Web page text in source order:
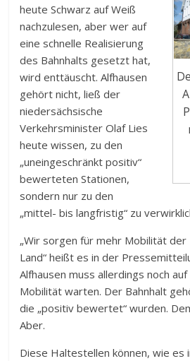
heute Schwarz auf Weiß
nachzulesen, aber wer auf
eine schnelle Realisierung
des Bahnhalts gesetzt hat,
wird enttäuscht. Alfhausen
gehört nicht, ließ der
niedersächsische
Verkehrsminister Olaf Lies
heute wissen, zu den
„uneingeschränkt positiv“
bewerteten Stationen,
sondern nur zu den
„mittel- bis langfristig“ zu
„Wir sorgen für mehr Mobilität der
Land“ heißt es in der
Alfhausen muss allerdings noch
Mobilität warten. Der Bahnhalt
die „positiv bewertet“ wurden.
Aber.
Diese Haltestellen können, wie es